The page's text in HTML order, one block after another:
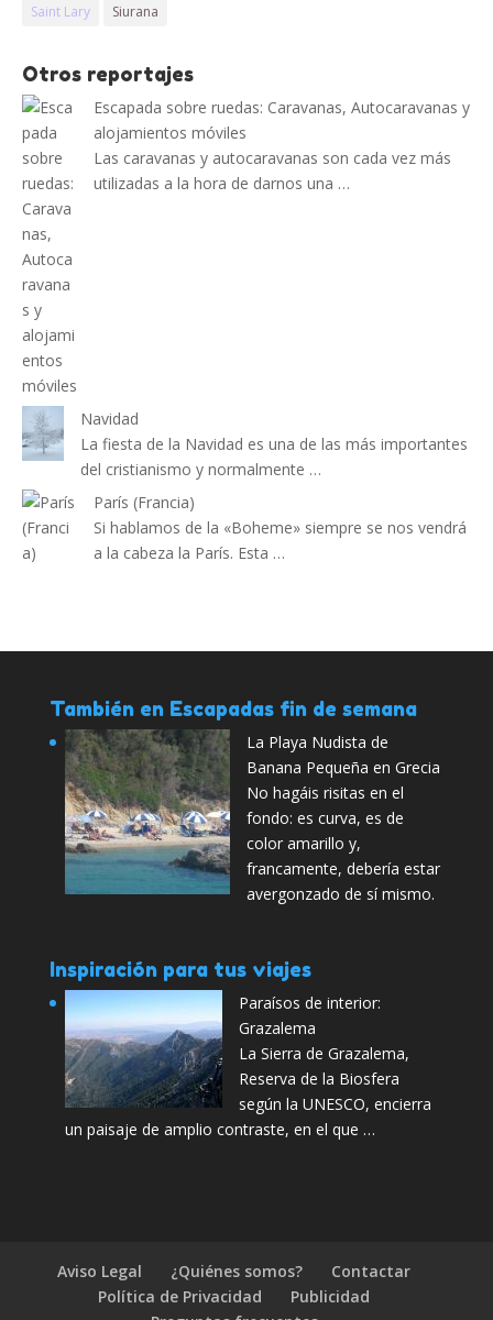
Saint Lary
Siurana
Otros reportajes
Escapada sobre ruedas: Caravanas, Autocaravanas y
alojamientos móviles
Las caravanas y autocaravanas son cada vez más
utilizadas a la hora de darnos una …
Navidad
La fiesta de la Navidad es una de las más importantes
del cristianismo y normalmente …
París (Francia)
Si hablamos de la «Boheme» siempre se nos vendrá
a la cabeza la París. Esta …
También en Escapadas fin de semana
La Playa Nudista de
Banana Pequeña en Grecia
No hagáis risitas en el
fondo: es curva, es de
color amarillo y,
francamente, debería estar
avergonzado de sí mismo.
Inspiración para tus viajes
Paraísos de interior:
Grazalema
La Sierra de Grazalema,
Reserva de la Biosfera
según la UNESCO, encierra
un paisaje de amplio contraste, en el que …
Aviso Legal ¿Quiénes somos?
Contactar
Política de Privacidad
Publicidad